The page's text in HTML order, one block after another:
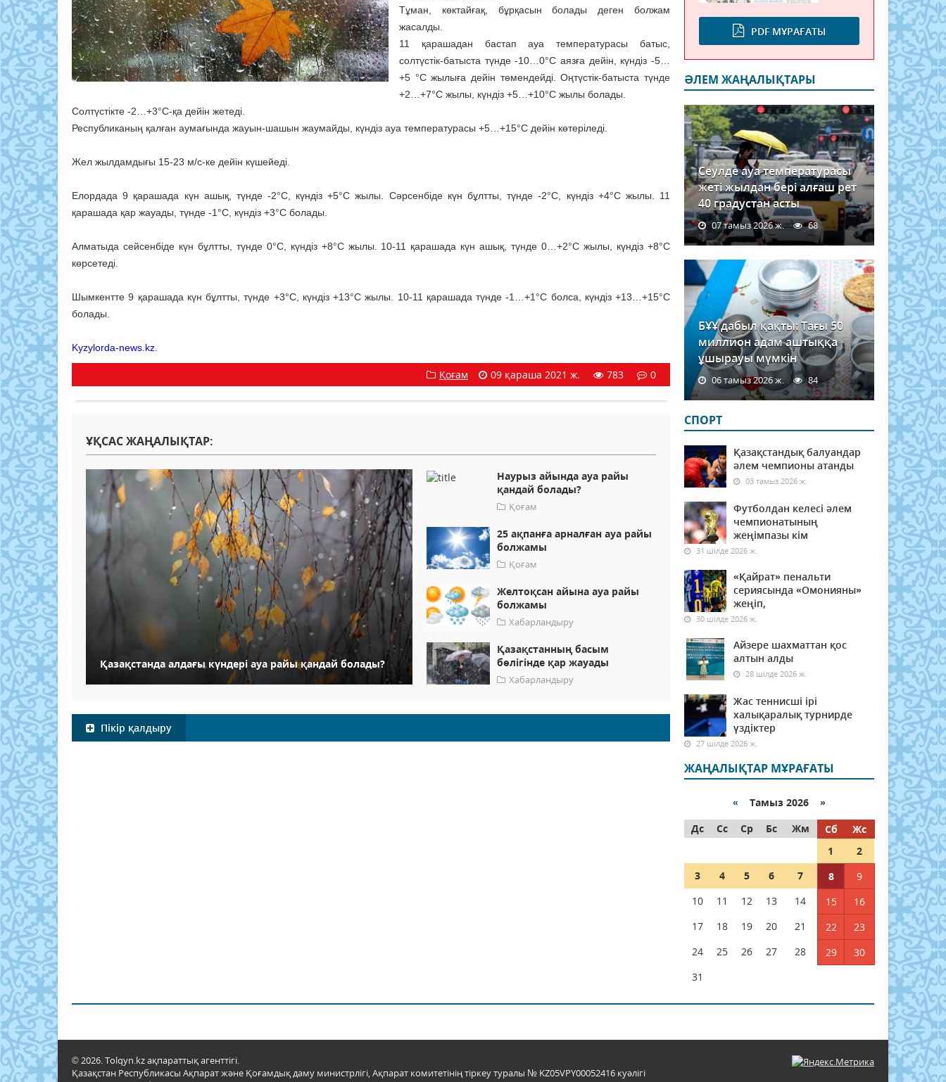
Тұман, көктайғақ, бұрқасын болады деген болжам
жасалды.
11 қарашадан бастап ауа температурасы батыс,
солтүстік-батыста түнде -10…0°C аязға дейін, күндіз -5…
+5 °C жылыға дейін төмендейді. Оңтүстік-батыста түнде
+2…+7°C жылы, күндіз +5…+10°C жылы болады.
Солтүстікте -2…+3°C-қа дейін жетеді.
Республиканың қалған аумағында жауын-шашын жаумайды, күндіз ауа температурасы +5…+15°C дейін көтеріледі.
Жел жылдамдығы 15-23 м/с-ке дейін күшейеді.
Елордада 9 қарашада күн ашық, түнде -2°C, күндіз +5°C жылы. Сәрсенбіде күн бұлтты, түнде -2°C, күндіз +4°C жылы. 11
қарашада қар жауады, түнде -1°C, күндіз +3°C болады.
Алматыда сейсенбіде күн бұлтты, түнде 0°C, күндіз +8°C жылы. 10-11 қарашада күн ашық, түнде 0…+2°C жылы, күндіз +8°C
көрсетеді.
Шымкентте 9 қарашада күн бұлтты, түнде +3°C, күндіз +13°C жылы. 10-11 қарашада түнде -1…+1°C болса, күндіз +13…+15°C
болады.
Kyzylorda-news.kz.
Қоғам 09 қараша 2021 ж. 783 0
ҰҚСАС ЖАҢАЛЫҚТАР:
Қазақстанда алдағы күндері ауа райы қандай болады?
Наурыз айында ауа райы
қандай болады?
Қоғам
25 ақпанға арналған ауа райы
болжамы
Қоғам
Желтоқсан айына ауа райы
болжамы
Хабарландыру
Қазақстанның басым
бөлігінде қар жауады
Хабарландыру
Пікір қалдыру
PDF МҰРАҒАТЫ
ӘЛЕМ ЖАҢАЛЫҚТАРЫ
Сеулде ауа температурасы
жеті жылдан бері алғаш рет
40 градустан асты
07 тамыз 2026 ж. 68
БҰҰ дабыл қақты: Тағы 50
миллион адам аштыққа
ұшырауы мүмкін
06 тамыз 2026 ж. 84
СПОРТ
Қазақстандық балуандар
әлем чемпионы атанды
03 тамыз 2026 ж.
Футболдан келесі әлем
чемпионатының
жеңімпазы кім
31 шілде 2026 ж.
«Қайрат» пенальти
сериясында «Омонияны»
жеңіп,
30 шілде 2026 ж.
Айзере шахматтан қос
алтын алды
28 шілде 2026 ж.
Жас теннисші ірі
халықаралық турнирде
үздіктер
27 шілде 2026 ж.
ЖАҢАЛЫҚТАР МҰРАҒАТЫ
« Тамыз 2026 »
Дс
Сс Ср Бс Жм Сб
Жс
1
2
3
4 5 6 7 8
9
10
11 12 13 14 15
16
17
18 19 20 21 22
23
24
25 26 27 28 29
30
31
© 2026. Tolqyn.kz ақпараттық агенттігі.
Қазақстан Республикасы Ақпарат және Қоғамдық даму министрлігі, Ақпарат комитетінің тіркеу туралы № KZ05VPY00052416 куәлігі